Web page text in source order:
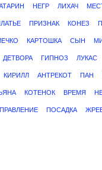
НЕГР ЛИХАЧ
ПРИЗНАК КОНЕЗ
КАРТОШКА СЫН
ДЕТВОРА ГИПНОЗ ЛУКАС
КИРИЛЛ АНТРЕКОТ ПАН
КОТЕНОК ВРЕМЯ
ПОСАДКА